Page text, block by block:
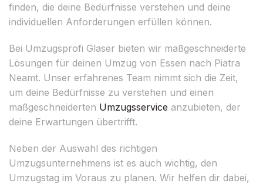
finden, die deine Bedürfnisse verstehen und deine
individuellen Anforderungen erfüllen können.
Bei Umzugsprofi Glaser bieten wir maßgeschneiderte
Lösungen für deinen Umzug von Essen nach Piatra
Neamt. Unser erfahrenes Team nimmt sich die Zeit,
um deine Bedürfnisse zu verstehen und einen
maßgeschneiderten Umzugsservice anzubieten, der
deine Erwartungen übertrifft.
Neben der Auswahl des richtigen
Umzugsunternehmens ist es auch wichtig, den
Umzugstag im Voraus zu planen. Wir helfen dir dabei,